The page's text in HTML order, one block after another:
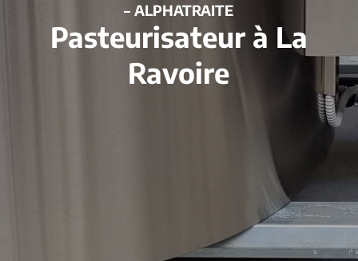
– ALPHATRAITE
Pasteurisateur à La
Ravoire